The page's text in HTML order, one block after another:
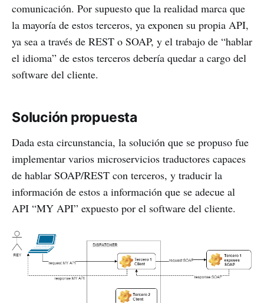
comunicación. Por supuesto que la realidad marca que
la mayoría de estos terceros, ya exponen su propia API,
ya sea a través de REST o SOAP, y el trabajo de “hablar
el idioma” de estos terceros debería quedar a cargo del
software del cliente.
Solución propuesta
Dada esta circunstancia, la solución que se propuso fue
implementar varios microservicios traductores capaces
de hablar SOAP/REST con terceros, y traducir la
información de estos a información que se adecue al
API “MY API” expuesto por el software del cliente.